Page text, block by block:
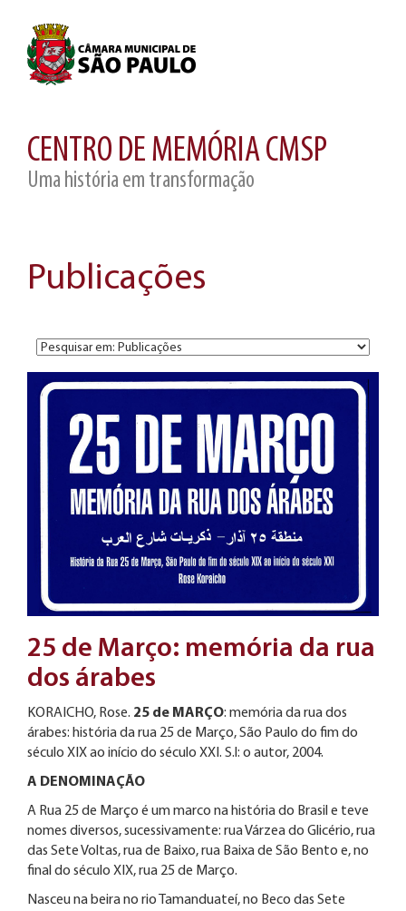
CENTRO DE MEMÓRIA CMSP
Uma história em transformação
Publicações
25 de Março: memória da rua
dos árabes
KORAICHO, Rose. 25 de MARÇO: memória da rua dos
árabes: história da rua 25 de Março, São Paulo do fim do
século XIX ao início do século XXI. S.l: o autor, 2004.
A DENOMINAÇÃO
A Rua 25 de Março é um marco na história do Brasil e teve
nomes diversos, sucessivamente: rua Várzea do Glicério, rua
das Sete Voltas, rua de Baixo, rua Baixa de São Bento e, no
final do século XIX, rua 25 de Março.
Nasceu na beira no rio Tamanduateí, no Beco das Sete